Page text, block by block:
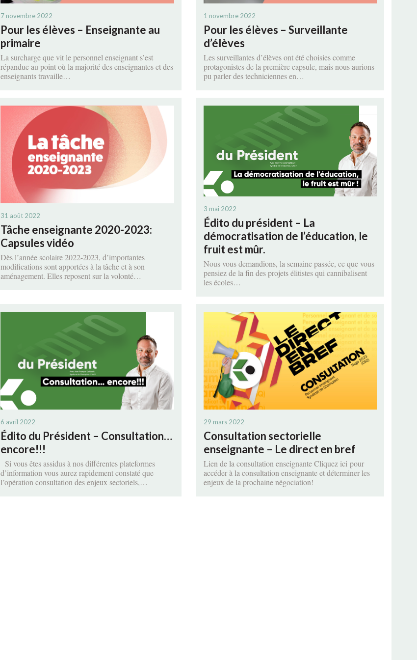
SONDAGES
ZONE CONCOURS
FOIRE AUX QUESTIONS
MALADIES RESPIRATOIRES
BOURSES ROBERT-FERLAND
INFOLETTRE, LES ARCHIVES
COMMUNIQUÉS
SANTÉ ET SÉCURITÉ DU TRAVAIL
SOCIOPOLITIQUE
MOUVEMENT ACTES-CSQ
7 novembre 2022
Pour les élèves – Enseignante au
primaire
La surcharge que vit le personnel enseignant s’est
répandue au point où la majorité des enseignantes et des
enseignants travaille…
1 novembre 2022
Pour les élèves – Surveillante
d’élèves
Les surveillantes d’élèves ont été choisies comme
protagonistes de la première capsule, mais nous aurions
pu parler des techniciennes en…
31 août 2022
Tâche enseignante 2020-2023:
Capsules vidéo
Dès l’année scolaire 2022-2023, d’importantes
modifications sont apportées à la tâche et à son
aménagement. Elles reposent sur la volonté…
3 mai 2022
Édito du président – La
démocratisation de l’éducation, le
fruit est mûr.
Nous vous demandions, la semaine passée, ce que vous
pensiez de la fin des projets élitistes qui cannibalisent
les écoles…
6 avril 2022
Édito du Président – Consultation…
encore!!!
Si vous êtes assidus à nos différentes plateformes
d’information vous aurez rapidement constaté que
l’opération consultation des enjeux sectoriels,…
29 mars 2022
Consultation sectorielle
enseignante – Le direct en bref
Lien de la consultation enseignante Cliquez ici pour
accéder à la consultation enseignante et déterminer les
enjeux de la prochaine négociation!